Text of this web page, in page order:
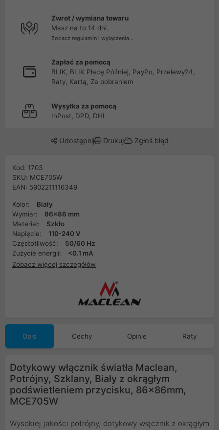
Zwrot / wymiana towaru
Masz na to 14 dni.
Zobacz regulamin i wyłączenia...
Zapłać za pomocą
BLIK, BLIK Płacę Później, PayPo, Przelewy24,
Raty, Kartą, Za pobraniem
Wysyłka za pomocą
InPost, DPD, DHL
Udostępnij Drukuj Zgłoś błąd
Kod: 1703
SKU: MCE705W
EAN: 5902211116349
Kolor:
Biały
Wymiar:
86x86 mm
Materiał:
Szkło
Napięcie:
110-240 V
Częstotliwość:
50/60 Hz
Zużycie energii:
<0.1 mA
Zobacz więcej szczegółów
Opis Cechy Opinie Raty
Dotykowy włącznik światła Maclean,
Potrójny, Szklany, Biały z okrągłym
podświetleniem przycisku, 86x86mm,
MCE705W
Wysokiej jakości potrójny, dotykowy włącznik z okrągłym